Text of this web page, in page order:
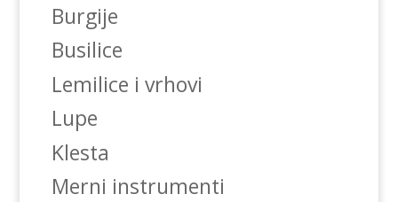
Burgije
Busilice
Lemilice i vrhovi
Lupe
Klesta
Merni instrumenti